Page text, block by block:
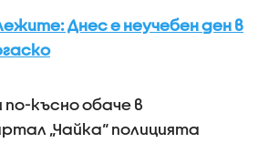
Днес е неучебен ден в
късно обаче в
„Чайка“ полицията